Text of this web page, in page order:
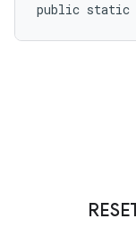
public static